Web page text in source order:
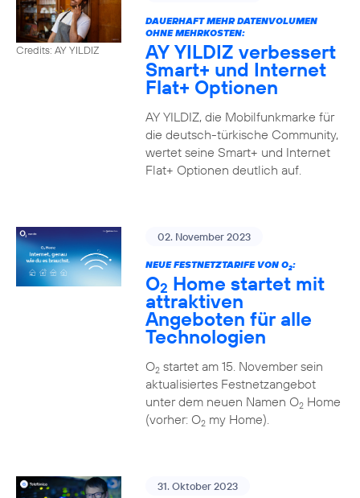
Credits: AY YILDIZ
DAUERHAFT MEHR DATENVOLUMEN
OHNE MEHRKOSTEN:
AY YILDIZ verbessert
Smart+ und Internet
Flat+ Optionen
AY YILDIZ, die Mobilfunkmarke für
die deutsch-türkische Community,
wertet seine Smart+ und Internet
Flat+ Optionen deutlich auf.
02. November 2023
NEUE FESTNETZTARIFE VON O2:
O2 Home startet mit
attraktiven
Angeboten für alle
Technologien
O2startet am 15. November sein
aktualisiertes Festnetzangebot
unter dem neuen Namen O2Home
(vorher: O2my Home).
31. Oktober 2023